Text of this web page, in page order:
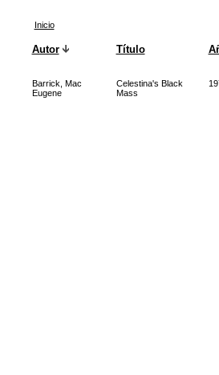
Inicio
Autor Título
Barrick, Mac
Eugene
Celestina's Black
Mass